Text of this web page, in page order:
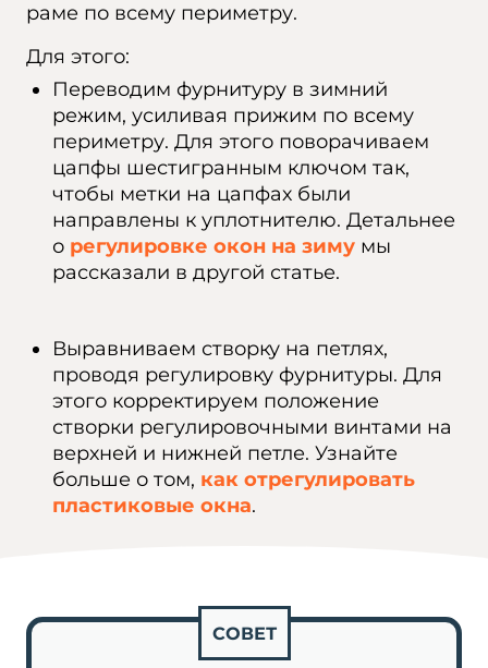
раме по всему периметру.
Для этого:
Переводим фурнитуру в зимний
режим, усиливая прижим по всему
периметру. Для этого поворачиваем
цапфы шестигранным ключом так,
чтобы метки на цапфах были
направлены к уплотнителю. Детальнее
о регулировке окон на зиму мы
рассказали в другой статье.
Выравниваем створку на петлях,
проводя регулировку фурнитуры. Для
этого корректируем положение
створки регулировочными винтами на
верхней и нижней петле. Узнайте
больше о том, как отрегулировать
пластиковые окна.
СОВЕТ